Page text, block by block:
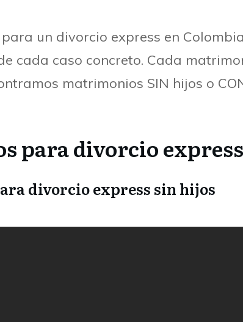
un divorcio express en
cada caso concreto. Cada
matrimonios SIN hijos o
para divorcio express
divorcio express sin hijos